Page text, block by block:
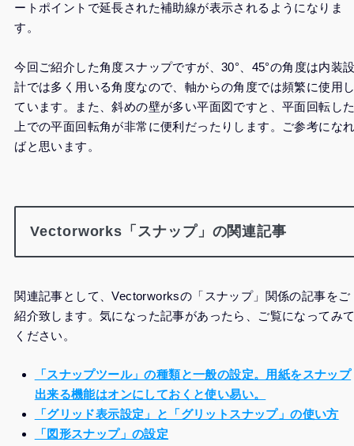
ートポイントで延長された補助線が表示されるようになりま
す。
今回ご紹介した角度スナップですが、30°、45°の角度は内装
計では多く用いる角度なので、軸からの角度では頻繁に使用
ています。また、斜めの壁が多い平面図ですと、平面回転し
上での平面回転角が非常に便利だったりします。ご参考にな
ばと思います。
Vectorworks「スナップ」の関連記事
関連記事として、Vectorworksの「スナップ」関係の記事をご
紹介致します。気になった記事があったら、ご覧になってみ
ください。
「スナップツール」の種類と一般の設定。用紙をスナップ
出来る機能はオンにしておくと使い易い。
「グリッド表示設定」と「グリットスナップ」の使い方
「図形スナップ」の設定